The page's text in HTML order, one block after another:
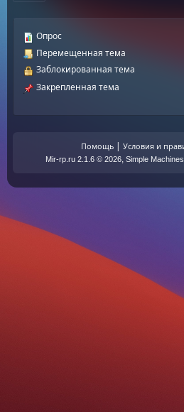
Опрос
Перемещенная тема
Заблокированная тема
Закрепленная тема
Помощь | Условия и
Mir-rp.ru 2.1.6 © 2026, Simple Machines